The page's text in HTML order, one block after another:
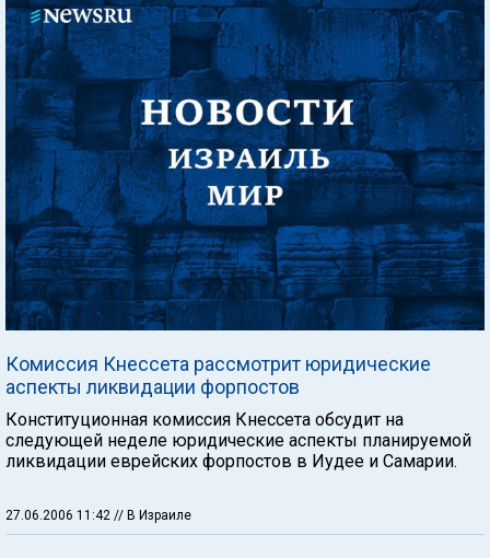
Комиссия Кнессета рассмотрит юридические
аспекты ликвидации форпостов
Конституционная комиссия Кнессета обсудит на
следующей неделе юридические аспекты планируемой
ликвидации еврейских форпостов в Иудее и Самарии.
27.06.2006 11:42 // В Израиле